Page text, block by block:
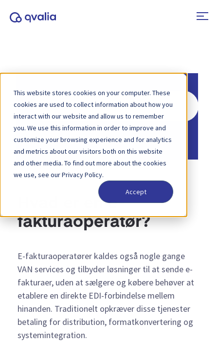
This website stores cookies on your computer. These
cookies are used to collect information about how you
interact with our website and allow us to remember
you. We use this information in order to improve and
customize your browsing experience and for analytics
and metrics about our visitors both on this website
and other media. To find out more about the cookies
we use, see our Privacy Policy.
Accept
Søg
efter
Hjem Vidensbase E-fakturering
Hvad er en e-
fakturaoperatør?
E-fakturaoperatører kaldes også nogle gange
VAN services og tilbyder løsninger til at sende e-
fakturaer, uden at sælgere og købere behøver at
etablere en direkte EDI-forbindelse mellem
hinanden. Traditionelt opkræver disse tjenester
betaling for distribution, formatkonvertering og
systemintegration.